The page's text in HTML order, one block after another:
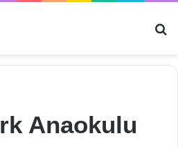
Anaokulu